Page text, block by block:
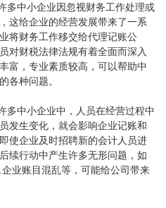
多中小企业因忽视财务工作处理或
这给企业的经营发展带来了一系
将财务工作移交给代理记账公
对财税法律法规有着全面而深入
富，专业素质较高，可以帮助中
各种问题。
多中小企业中，人员在经营过程中
发生变化，就会影响企业记账和
使企业及时招聘新的会计人员进
续行动中产生许多无形问题，如
业账目混乱等，可能给公司带来